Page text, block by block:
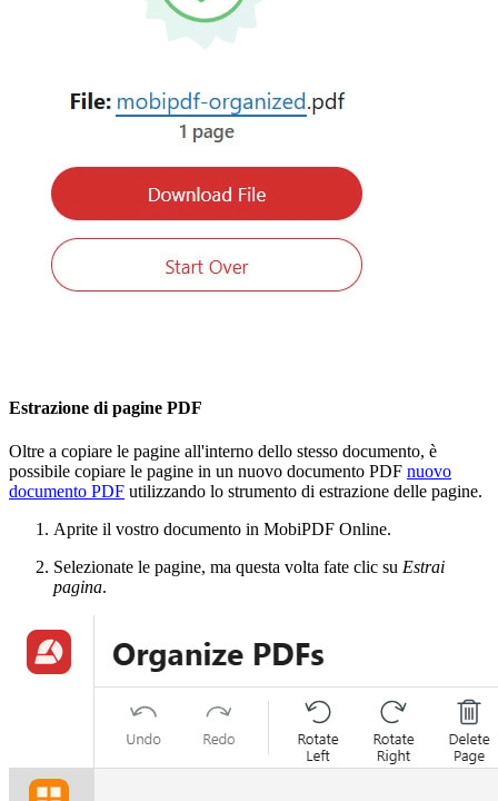
Estrazione di pagine PDF
Oltre a copiare le pagine all'interno dello stesso documento, è
possibile copiare le pagine in un nuovo documento PDF nuovo
documento PDF utilizzando lo strumento di estrazione delle pagine.
Aprite il vostro documento in MobiPDF Online.
Selezionate le pagine, ma questa volta fate clic su Estrai
pagina.